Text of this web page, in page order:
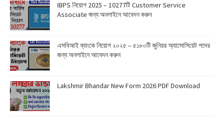
IBPS নিয়োগ 2025 – 10277টি Customer Service
Associate জন্য অনলাইনে আবেদন করুন
এসবিআই ব্যাংকে নিয়োগ ২০২৫ – ৫১৮০টি জুনিয়র অ্যাসোসিয়েট পদের
জন্য অনলাইনে আবেদন করুন
Lakshmir Bhandar New Form 2026 PDF Download